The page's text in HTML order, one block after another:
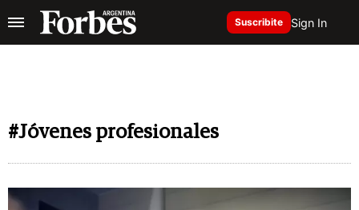
Suscribite Sign In
#Jóvenes profesionales